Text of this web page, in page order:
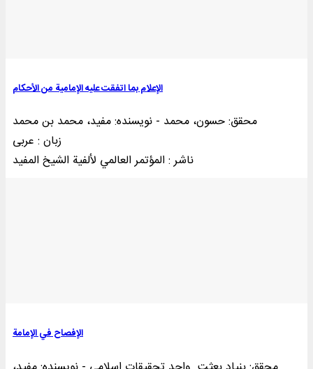
الإعلام بما اتفقت علیه الإمامیة من الأحکام
محقق: حسون، محمد - نویسنده: مفید، محمد بن محمد
زبان : عربی
ناشر : المؤتمر العالمي لألفية الشيخ المفيد
الإفصاح في الإمامة